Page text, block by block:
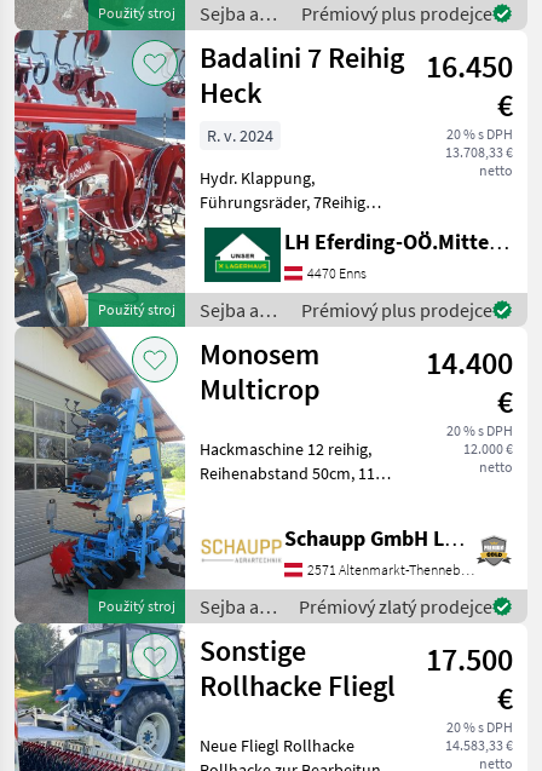
Použitý stroj
Sejba a
starostlivosť
o plodinu
/ Badalini
Prémiový plus prodejce
Použitý stroj
Badalini 7 Reihig
Heck
16.450
€
20 % s DPH
13.708,33 €
netto
R. v. 2024
Hydr. Klappung,
Führungsräder, 7Reihig
základný rám: hydraulické
sklápanie, počet riadkov: 7
riadkov Sejba a
starostlivosť o plodinu
Medziriadková kultivácia
LH Eferding-OÖ.Mitte, Enns
4470 Enns
Sejba a
starostlivosť
o plodinu
/ Badalini
Prémiový plus prodejce
Použitý stroj
Monosem
Multicrop
14.400
€
20 % s DPH
12.000 €
netto
Hackmaschine 12 reihig,
Reihenabstand 50cm, 11
Hydraulisch klappbar,
Pflanzenschutzscheiben,
Beleuchtung základný rám
Schaupp GmbH Landtechnik
2571 Altenmarkt-Thenneberg
Sejba a
starostlivosť
o plodinu
/
Monosem
Prémiový zlatý prodejce
Sonstige
Rollhacke Fliegl
17.500
€
20 % s DPH
14.583,33 €
netto
Neue Fliegl Rollhacke